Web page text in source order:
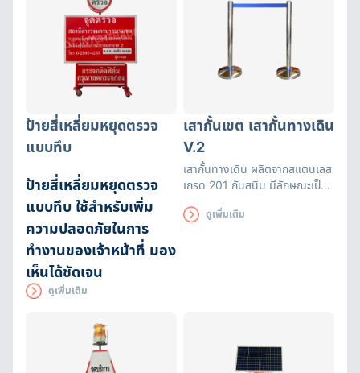
ป้ายสี่เหลี่ยมหยุดตรวจ
แบบทึบ
ป้ายสี่เหลี่ยมหยุดตรวจ
แบบทึบ ใช้สำหรับเพิ่ม
ความปลอดภัยในการ
ทำงานของเจ้าหน้าที่ มอง
เห็นได้ชัดเจน
ดูเพิ่มเติม
เสากั้นเขต เสากั้นทางเดิน
V.2
เสากั้นทางเดิน ผลิตจากสแตนเลส
เกรด 201 กันสนิม มีลักษณะเป็น
สามารถยืดความยาวได้ระหว่างถึง
ดูเพิ่มเติม